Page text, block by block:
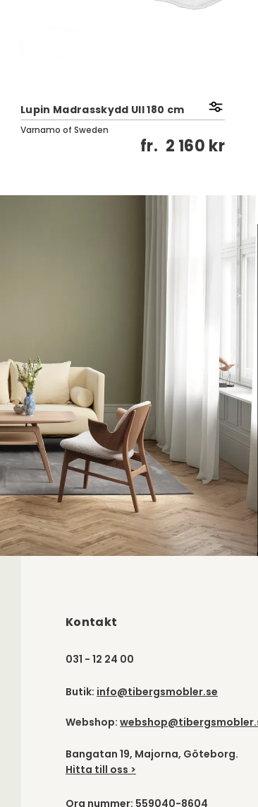
Lupin Madrasskydd Ull 180 cm
Varnamo of Sweden
fr. 2 160 kr
Kontakt
031 - 12 24 00
Butik: info@tibergsmobler.se
Webshop:
Bangatan 19, Majorna, Göteborg.
Hitta till oss >
Org nummer: 559040-8604